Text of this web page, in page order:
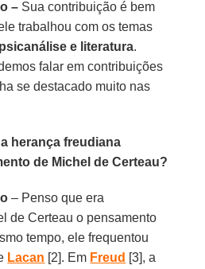
– Sua contribuição é bem
trabalhou com os temas
psicanálise e literatura.
falar em contribuições
se destacado muito nas
a herança freudiana
de Michel de Certeau?
– Penso que era
de Certeau o pensamento
tempo, ele frequentou
Lacan [2]. Em Freud [3], a